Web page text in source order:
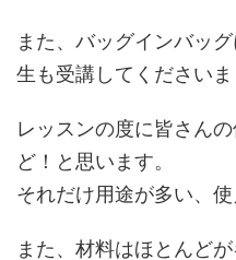
また、バッグインバッ
生も受講してくださいま
レッスンの度に皆さん
ど！と思います。
それだけ用途が多い、
また、材料はほとんど